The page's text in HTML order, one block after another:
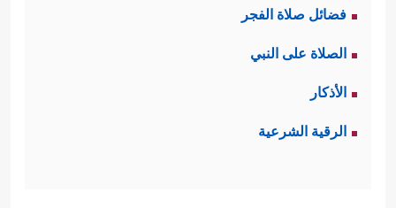
مؤكّدة ومجرّبة، فالرشوة مثلا لا تعني
أكل المال الحرام فقط، بل هي أداة
لتخريب المؤسسات كلها بما فيها
السياسية والتربوية والقضائية، وهكذا كل
فضائل صلاة الفجر
الصلاة على النبي
الأذكار
الرقية الشرعية